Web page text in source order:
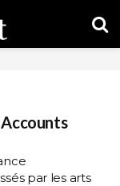
par les arts